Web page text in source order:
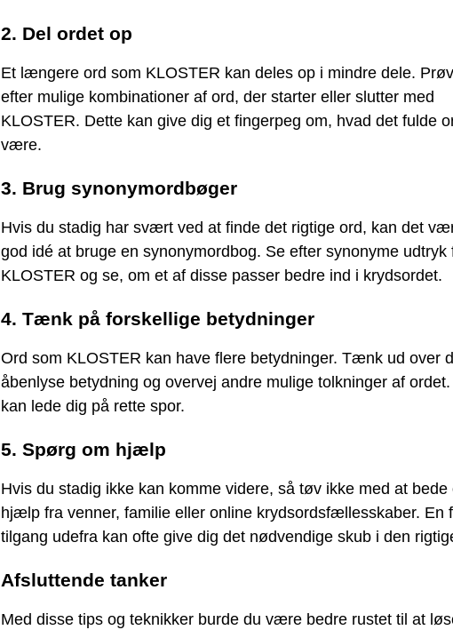
2. Del ordet op
Et længere ord som KLOSTER kan deles op i mindre dele.
efter mulige kombinationer af ord, der starter eller slutter med
KLOSTER. Dette kan give dig et fingerpeg om, hvad det fulde
være.
3. Brug synonymordbøger
Hvis du stadig har svært ved at finde det rigtige ord, kan det
god idé at bruge en synonymordbog. Se efter synonyme udtryk
KLOSTER og se, om et af disse passer bedre ind i krydsordet.
4. Tænk på forskellige betydninger
Ord som KLOSTER kan have flere betydninger. Tænk ud over
åbenlyse betydning og overvej andre mulige tolkninger af
kan lede dig på rette spor.
5. Spørg om hjælp
Hvis du stadig ikke kan komme videre, så tøv ikke med at bede
hjælp fra venner, familie eller online krydsordsfællesskaber. En
tilgang udefra kan ofte give dig det nødvendige skub i den
Afsluttende tanker
Med disse tips og teknikker burde du være bedre rustet til at